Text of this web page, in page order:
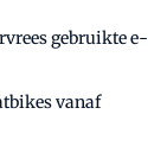
gebruikte e-
vanaf